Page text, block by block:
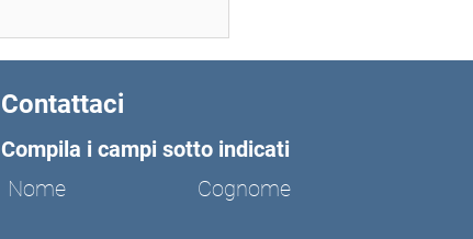
Contattaci
Compila i campi sotto indicati
Nome
Cognome